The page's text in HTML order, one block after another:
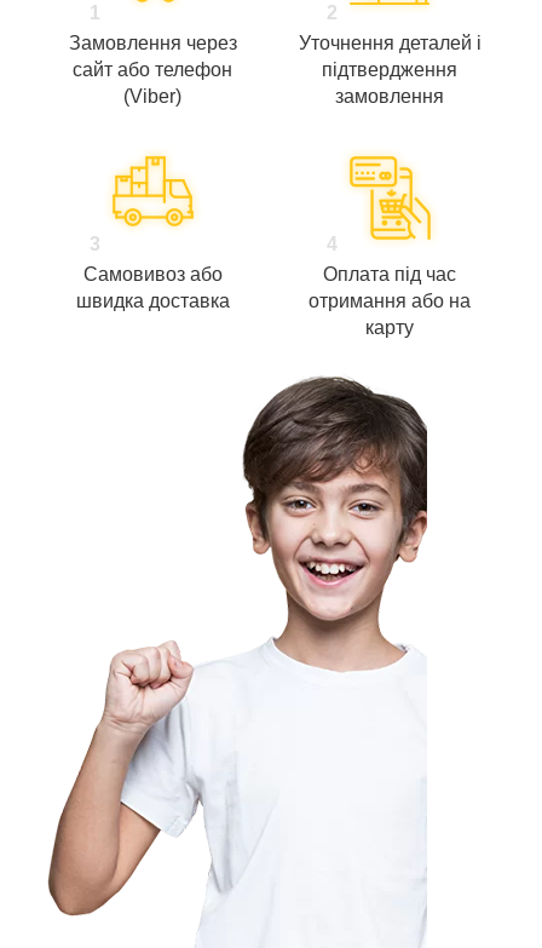
1
Замовлення через
сайт або телефон
(Viber)
2
Уточнення деталей і
підтвердження
замовлення
3
Самовивоз або
швидка доставка
4
Оплата під час
отримання або на
карту